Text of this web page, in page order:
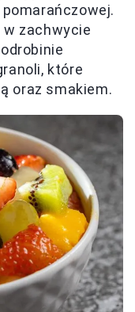
zachwycie
które
oraz smakiem.